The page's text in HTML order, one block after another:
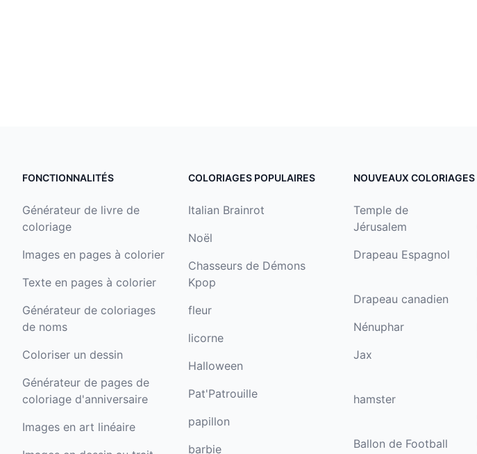
FONCTIONNALITÉS
Générateur de livre de
coloriage
Images en pages à colorier
Texte en pages à colorier
Générateur de coloriages
de noms
Coloriser un dessin
Générateur de pages de
coloriage d'anniversaire
Images en art linéaire
COLORIAGES POPULAIRES
Italian Brainrot
Noël
Chasseurs de Démons
Kpop
fleur
licorne
Halloween
Pat'Patrouille
papillon
barbie
NOUVEAUX COLORIAGES
Temple de
Jérusalem
Drapeau Espagnol
Drapeau canadien
Nénuphar
Jax
hamster
Ballon de Football